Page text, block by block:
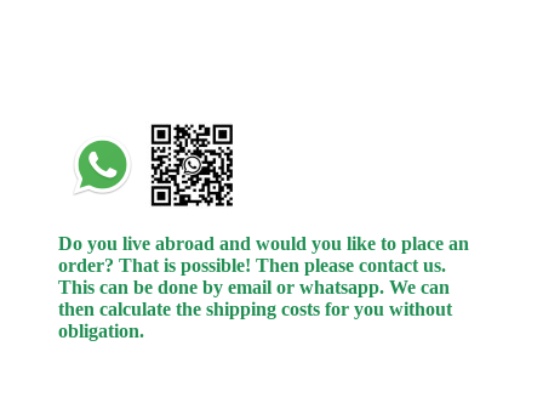
Do you live abroad and would you like to place an
order? That is possible! Then please contact us.
This can be done by email or whatsapp. We can
then calculate the shipping costs for you without
obligation.